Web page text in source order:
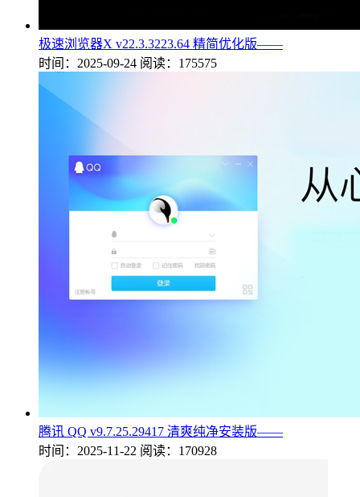
极速浏览器X v22.3.3223.64 精简优化版——
时间：2025-09-24 阅读：175575
腾讯 QQ v9.7.25.29417 清爽纯净安装版——
时间：2025-11-22 阅读：170928